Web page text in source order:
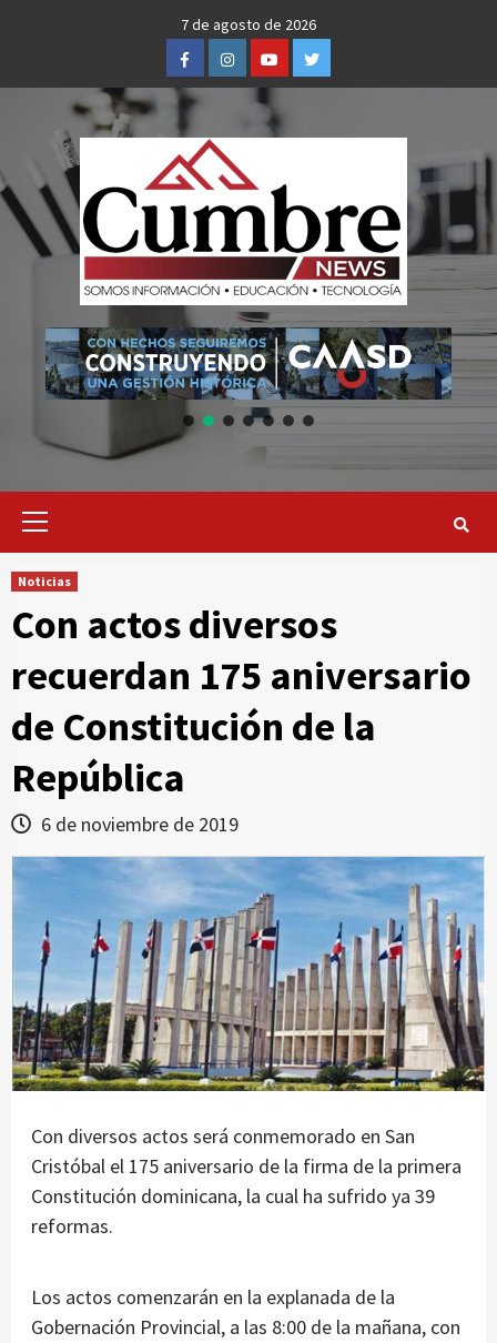
7 de agosto de 2026
FacebookInstagramYoutubeTwitter
Primary
Noticias
Con actos diversos
recuerdan 175 aniversario
de Constitución de la
República
6 de noviembre de 2019
Con diversos actos será conmemorado en San
Cristóbal el 175 aniversario de la firma de la primera
Constitución dominicana, la cual ha sufrido ya 39
reformas.
Los actos comenzarán en la explanada de la
Gobernación Provincial, a las 8:00 de la mañana, con